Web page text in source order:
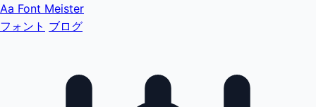
Aa Font Meister
フォント ブログ